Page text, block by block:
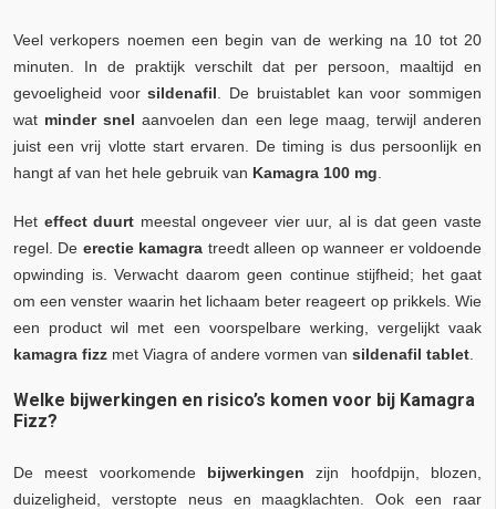
Veel verkopers noemen een begin van de werking na 10 tot 20
minuten. In de praktijk verschilt dat per persoon, maaltijd en
gevoeligheid voorsildenafil . De bruistablet kan voor sommigen
wat minder snel aanvoelen dan een lege maag, terwijl anderen
juist een vrij vlotte start ervaren. De timing is dus persoonlijk en
hangt af van het hele gebruik van Kamagra 100 mg
Het effect duurt meestal ongeveer vier uur, al is dat geen vaste
regel. De erectie kamagra treedt alleen op wanneer er voldoende
opwinding is. Verwacht daarom geen continue stijfheid; het gaat
om een venster waarin het lichaam beter reageert op prikkels. Wie
een product wil met een voorspelbare werking, vergelijkt vaak
kamagra fizz met Viagra of andere vormen van sildenafil tablet
Welke bijwerkingen en risico’s komen voor bij Kamagra
Fizz?
De meest voorkomende bijwerkingen zijn hoofdpijn, blozen,
duizeligheid, verstopte neus en maagklachten. Ook een raar